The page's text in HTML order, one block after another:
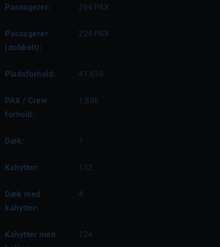
Passagerer: 264 PAX
Passagerer
(dobbelt):
224 PAX
Pladsforhold: 41,636
PAX / Crew
forhold:
1,886
Dæk: 7
Kahytter: 132
Dæk med
kahytter:
4
Kahytter med
124